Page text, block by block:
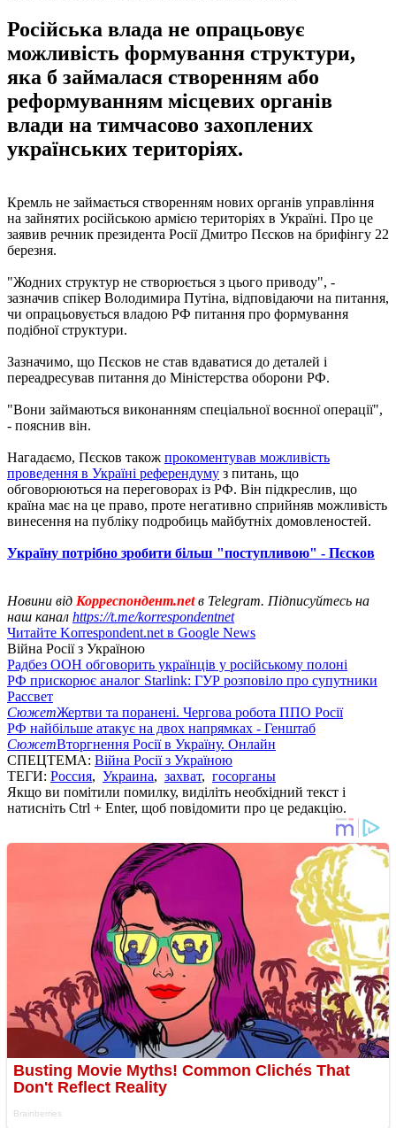
Російська влада не опрацьовує
можливість формування структури,
яка б займалася створенням або
реформуванням місцевих органів
влади на тимчасово захоплених
українських територіях.
Кремль не займається створенням нових органів управління
на зайнятих російською армією територіях в Україні. Про це
заявив речник президента Росії Дмитро Пєсков на брифінгу 22
березня.
"Жодних структур не створюється з цього приводу", -
зазначив спікер Володимира Путіна, відповідаючи на питання,
чи опрацьовується владою РФ питання про формування
подібної структури.
Зазначимо, що Пєсков не став вдаватися до деталей і
переадресував питання до Міністерства оборони РФ.
"Вони займаються виконанням спеціальної воєнної операції",
- пояснив він.
Нагадаємо, Пєсков також прокоментував можливість
проведення в Україні референдуму з питань, що
обговорюються на переговорах із РФ. Він підкреслив, що
країна має на це право, проте негативно сприйняв можливість
винесення на публіку подробиць майбутніх домовленостей.
Україну потрібно зробити більш "поступливою" - Пєсков
Новини від Корреспондент.netв Telegram. Підписуйтесь на
наш канал https://t.me/korrespondentnet
Читайте Korrespondent.net в Google News
Війна Росії з Україною
Радбез ООН обговорить українців у російському полоні
РФ прискорює аналог Starlink: ГУР розповіло про супутники
Рассвет
СюжетЖертви та поранені. Чергова робота ППО Росії
РФ найбільше атакує на двох напрямках - Генштаб
СюжетВторгнення Росії в Україну. Онлайн
СПЕЦТЕМА: Війна Росії з Україною
ТЕГИ: Россия, Украина, захват, госорганы
Якщо ви помітили помилку, виділіть необхідний текст і
натисніть Ctrl + Enter, щоб повідомити про це редакцію.